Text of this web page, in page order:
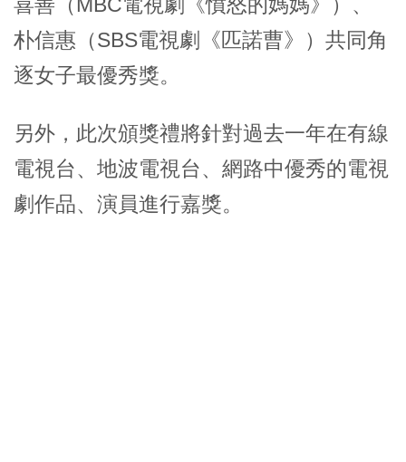
朴信惠（SBS電視劇《匹諾曹》）共同角
逐女子最優秀獎。
另外，此次頒獎禮將針對過去一年在有線
電視台、地波電視台、網路中優秀的電視
劇作品、演員進行嘉獎。